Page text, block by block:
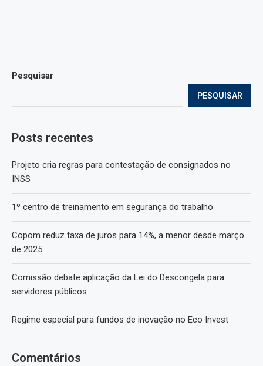
Pesquisar
PESQUISAR
Posts recentes
Projeto cria regras para contestação de consignados no
INSS
1º centro de treinamento em segurança do trabalho
Copom reduz taxa de juros para 14%, a menor desde março
de 2025
Comissão debate aplicação da Lei do Descongela para
servidores públicos
Regime especial para fundos de inovação no Eco Invest
Comentários